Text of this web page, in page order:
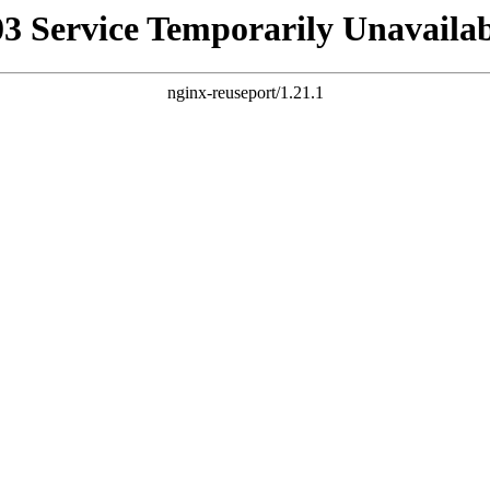
Service Temporarily
nginx-reuseport/1.21.1